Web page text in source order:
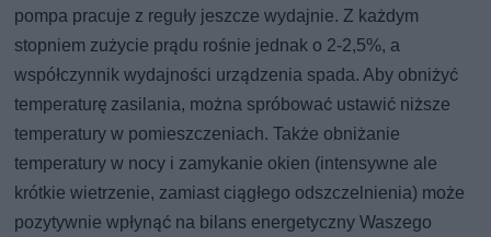
pompa pracuje z reguły jeszcze wydajnie. Z każdym
stopniem zużycie prądu rośnie jednak o 2-2,5%, a
współczynnik wydajności urządzenia spada. Aby obniżyć
temperaturę zasilania, można spróbować ustawić niższe
temperatury w pomieszczeniach. Także obniżanie
temperatury w nocy i zamykanie okien (intensywne ale
krótkie wietrzenie, zamiast ciągłego odszczelnienia) może
pozytywnie wpłynąć na bilans energetyczny Waszego